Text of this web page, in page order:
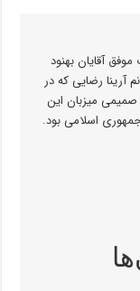
آقایان بهنود
رضایی که در
صمیمی میزبان این
اسلامی بود.